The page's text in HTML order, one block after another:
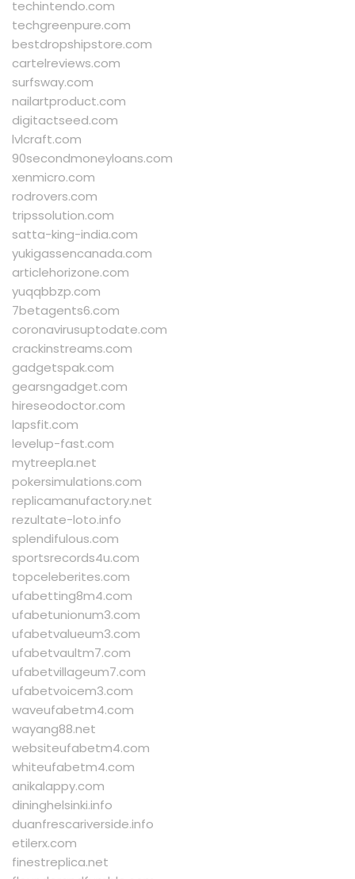
techintendo.com
techgreenpure.com
bestdropshipstore.com
cartelreviews.com
surfsway.com
nailartproduct.com
digitactseed.com
lvlcraft.com
90secondmoneyloans.com
xenmicro.com
rodrovers.com
tripssolution.com
satta-king-india.com
yukigassencanada.com
articlehorizone.com
yuqqbbzp.com
7betagents6.com
coronavirusuptodate.com
crackinstreams.com
gadgetspak.com
gearsngadget.com
hireseodoctor.com
lapsfit.com
levelup-fast.com
mytreepla.net
pokersimulations.com
replicamanufactory.net
rezultate-loto.info
splendifulous.com
sportsrecords4u.com
topceleberites.com
ufabetting8m4.com
ufabetunionum3.com
ufabetvalueum3.com
ufabetvaultm7.com
ufabetvillageum7.com
ufabetvoicem3.com
waveufabetm4.com
wayang88.net
websiteufabetm4.com
whiteufabetm4.com
anikalappy.com
dininghelsinki.info
duanfrescariverside.info
etilerx.com
finestreplica.net